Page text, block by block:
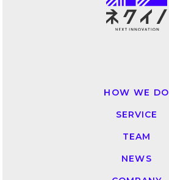
HOW WE DO
SERVICE
TEAM
NEWS